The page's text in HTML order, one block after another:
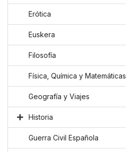
Erótica
Euskera
Filosofía
Física, Química y Matemáticas
Geografía y Viajes
Historia
Guerra Civil Española